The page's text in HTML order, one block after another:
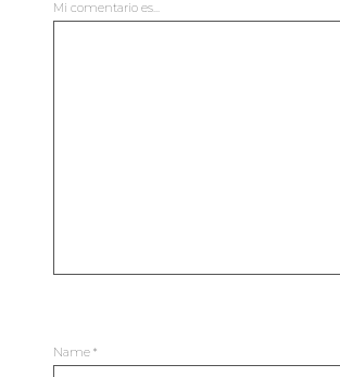
Mi comentario es...
Name *